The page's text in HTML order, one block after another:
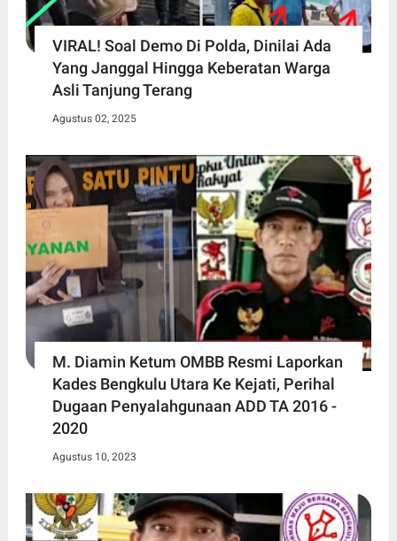
VIRAL! Soal Demo Di Polda, Dinilai Ada
Yang Janggal Hingga Keberatan Warga
Asli Tanjung Terang
Agustus 02, 2025
M. Diamin Ketum OMBB Resmi Laporkan
Kades Bengkulu Utara Ke Kejati, Perihal
Dugaan Penyalahgunaan ADD TA 2016 -
2020
Agustus 10, 2023